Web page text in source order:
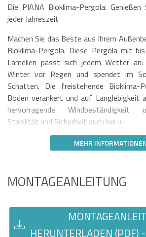
Die PIANA Bioklima-Pergola:
jeder Jahreszeit
Machen Sie das Beste aus Ihrem
Bioklima-Pergola. Diese Pergola mit
Lamellen passt sich jedem Wetter
Winter vor Regen und spendet im
Schatten. Die freistehende
Boden verankert und auf Langlebigkeit
hervorragende Windbeständigkeit
Stabilität und Sicherheit auch bei u…
MEHR
MONTAGEANLEITUNG
HERUNTERLADEN